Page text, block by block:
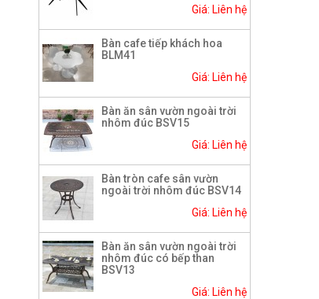
Giá: Liên hệ
Bàn cafe tiếp khách hoa
BLM41
Giá: Liên hệ
Bàn ăn sân vườn ngoài trời
nhôm đúc BSV15
Giá: Liên hệ
Bàn tròn cafe sân vườn
ngoài trời nhôm đúc BSV14
Giá: Liên hệ
Bàn ăn sân vườn ngoài trời
nhôm đúc có bếp than
BSV13
Giá: Liên hệ